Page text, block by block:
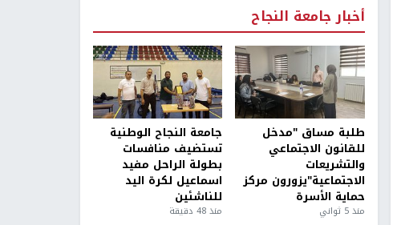
أخبار جامعة النجاح
طلبة مساق "مدخل
للقانون الاجتماعي
والتشريعات
الاجتماعية"يزورون مركز
حماية الأسرة
منذ 5 ثواني
جامعة النجاح الوطنية
تستضيف منافسات
بطولة الراحل مفيد
اسماعيل لكرة اليد
للناشئين
منذ 48 دقيقة